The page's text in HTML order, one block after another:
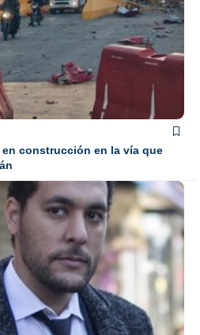
construcción en la vía que